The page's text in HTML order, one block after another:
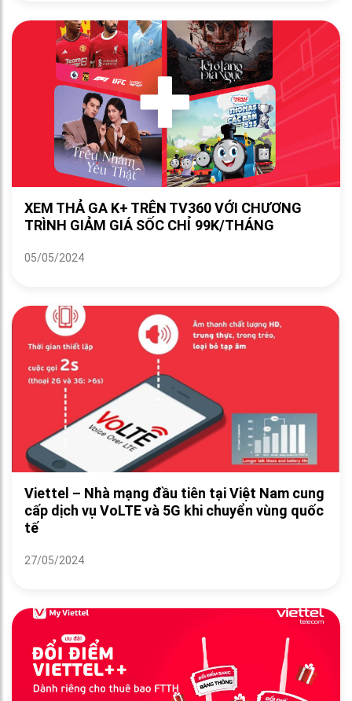
XEM THẢ GA K+ TRÊN TV360 VỚI CHƯƠNG
TRÌNH GIẢM GIÁ SỐC CHỈ 99K/THÁNG
05/05/2024
Viettel – Nhà mạng đầu tiên tại Việt Nam cung
cấp dịch vụ VoLTE và 5G khi chuyển vùng quốc
tế
27/05/2024